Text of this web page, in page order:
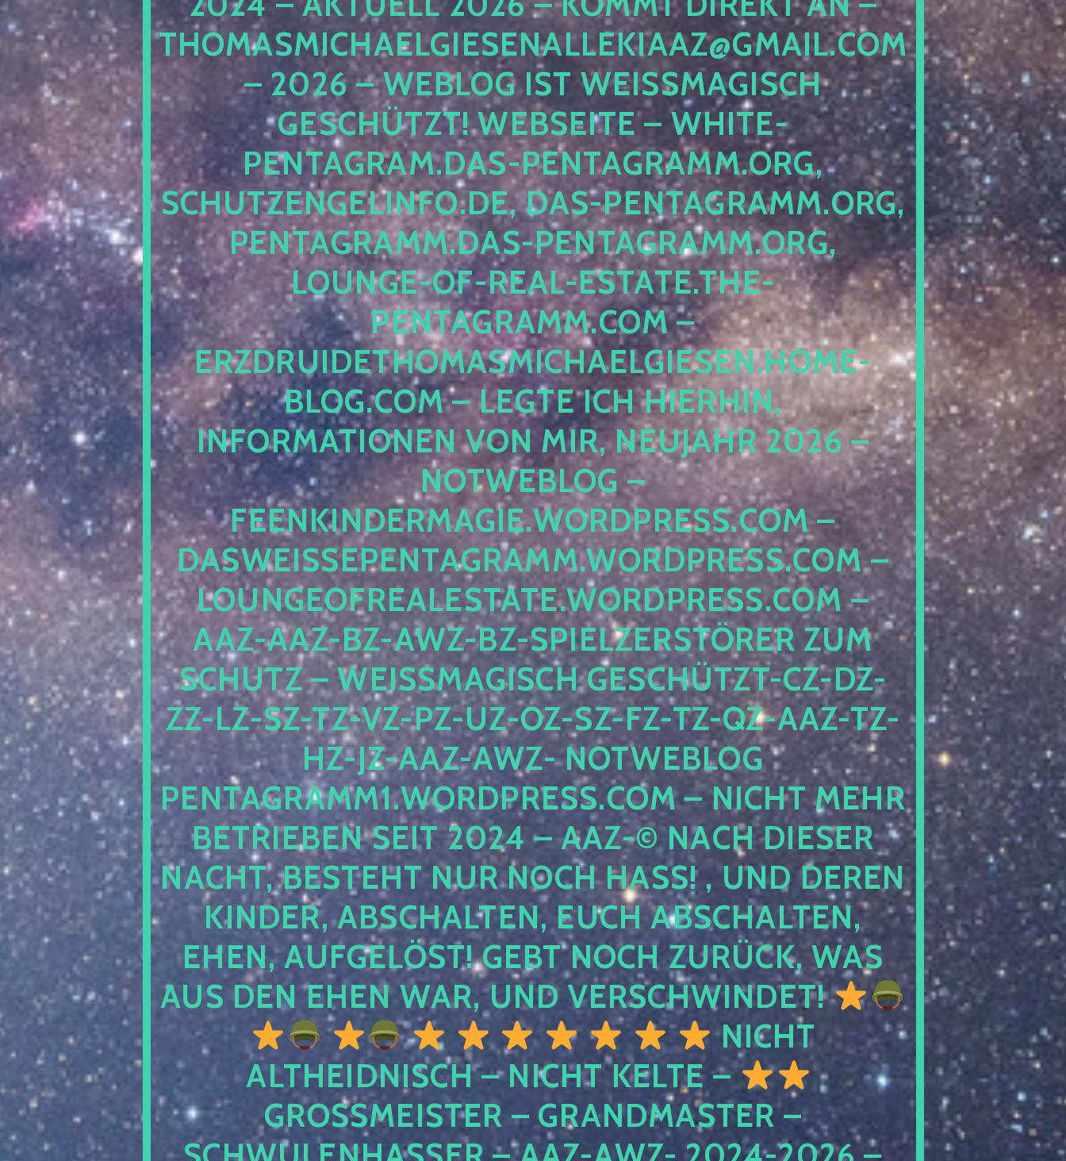
THOMASMICHAELGIESENALLEKIAAZ@GMAIL.COM
– 2026 – WEBLOG IST WEISSMAGISCH G
ESCHÜTZT! WEBSEITE – WHITE-P
ENTAGRAM.DAS-PENTAGRAMM.ORG, S
CHUTZENGELINFO.DE, DAS-PENTAGRAMM.ORG, P
ENTAGRAMM.DAS-PENTAGRAMM.ORG, L
OUNGE-OF-REAL-ESTATE.THE-P
ENTAGRAMM.COM – E
RZDRUIDETHOMASMICHAELGIESEN.HOME-B
LOG.COM – LEGTE ICH HIERHIN, I
NFORMATIONEN VON MIR, NEUJAHR 2026 – N
OTWEBLOG – F
EENKINDERMAGIE.WORDPRESS.COM – D
ASWEISSEPENTAGRAMM.WORDPRESS.COM – L
OUNGEOFREALESTATE.WORDPRESS.COM – A
AZ-AAZ-BZ-AWZ-BZ-SPIELZERSTÖRER ZUM S
CHUTZ – WEISSMAGISCH GESCHÜTZT-CZ-DZ-ZZ
-LZ-SZ-TZ-VZ-PZ-UZ-OZ-SZ-FZ-TZ-QZ-AAZ-TZ-HZ
-JZ-AAZ-AWZ- NOTWEBLOG PE
NTAGRAMM1.WORDPRESS.COM – NICHT MEHR BE
TRIEBEN SEIT 2024 – AAZ-© NACH DIESER NA
CHT, BESTEHT NUR NOCH HASS! , UND DEREN KI
NDER, ABSCHALTEN, EUCH ABSCHALTEN, EH
EN, AUFGELÖST! GEBT NOCH ZURÜCK, WAS AU
S DEN EHEN WAR, UND VERSCHWINDET!
NICHT
ALTHEIDNISCH – NICHT KELTE –
GROSSMEISTER – GRANDMASTER – S